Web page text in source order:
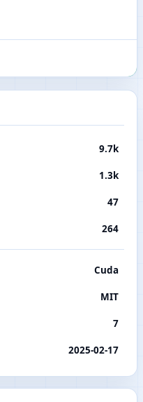
9.7k
1.3k
47
264
Cuda
MIT
7
2025-02-17